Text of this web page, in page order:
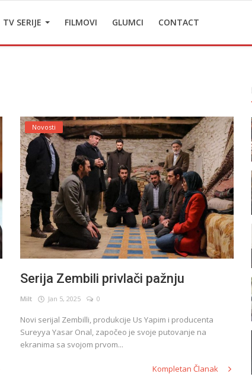
TV SERIJE FILMOVI GLUMCI CONTACT
Novosti
Serija Zembili privlači pažnju
Milt Jan 5, 2025 0
Novi serijal Zembilli, produkcije Us Yapim i producenta
Sureyya Yasar Onal, započeo je svoje putovanje na
ekranima sa svojom prvom...
Kompletan Članak